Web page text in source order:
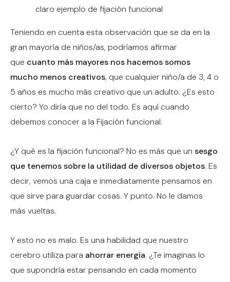
claro ejemplo de fijación funcional
Teniendo en cuenta esta observación que se da en la
gran mayoría de niños/as, podríamos afirmar
que cuanto más mayores nos hacemos somos
mucho menos creativos, que cualquier niño/a de 3, 4 o
5 años es mucho más creativo que un adulto. ¿Es esto
cierto? Yo diría que no del todo. Es aquí cuando
debemos conocer a la Fijación funcional.
¿Y qué es la fijación funcional? No es más que un sesgo
que tenemos sobre la utilidad de diversos objetos. Es
decir, vemos una caja e inmediatamente pensamos en
que sirve para guardar cosas. Y punto. No le damos
más vueltas.
Y esto no es malo. Es una habilidad que nuestro
cerebro utiliza para ahorrar energía. ¿Te imaginas lo
que supondría estar pensando en cada momento